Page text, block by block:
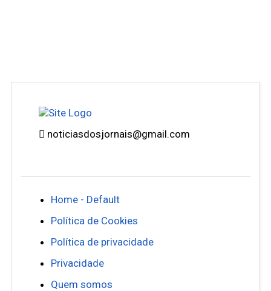
noticiasdosjornais@gmail.com
Home - Default
Política de Cookies
Política de privacidade
Privacidade
Quem somos